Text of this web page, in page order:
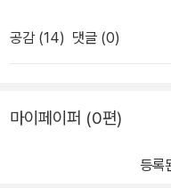
다. 지드는 이 작품을 통해서
도 않고 딱히 덮어둔 것도
되어 살아가지만 아주 한 번
가도 꼭 한 번씩 나를 찌르는
합니다. 그 말처럼 현재진행
좁은 문>은 금지된 사랑이
공감 (14) 댓글 (0)
마이페이퍼 (0편)
등록